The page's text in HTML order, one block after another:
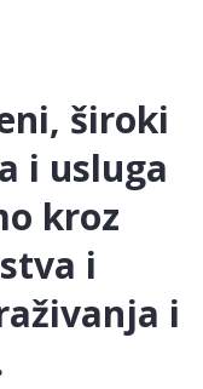
široki
i usluga
kroz
i
i